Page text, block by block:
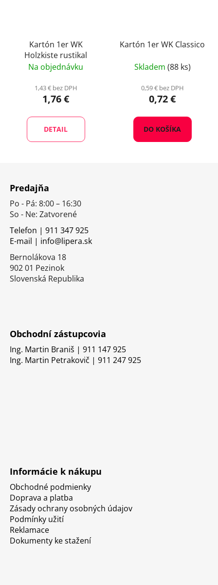
Kartón 1er WK
Holzkiste rustikal
Na objednávku
1,43 € bez DPH
1,76 €
DETAIL
Kartón 1er WK Classico
Skladem (88 ks)
0,59 € bez DPH
0,72 €
DO KOŠÍKA
Predajňa
Po - Pá: 8:00 – 16:30
So - Ne: Zatvorené
Telefon | 911 347 925
E-mail | info@lipera.sk
Bernolákova 18
902 01 Pezinok
Slovenská Republika
Obchodní zástupcovia
Ing. Martin Braniš | 911 147 925
Ing. Martin Petrakovič | 911 247 925
Informácie k nákupu
Obchodné podmienky
Doprava a platba
Zásady ochrany osobných údajov
Podmínky užití
Reklamace
Dokumenty ke stažení